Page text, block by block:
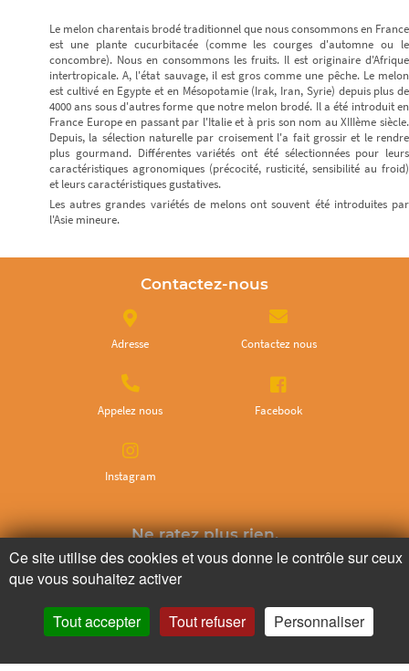
Le melon charentais brodé traditionnel que nous consommons en France
est une plante cucurbitacée (comme les courges d'automne ou le
concombre). Nous en consommons les fruits. Il est originaire d'Afrique
intertropicale. A, l'état sauvage, il est gros comme une pêche. Le melon
est cultivé en Egypte et en Mésopotamie (Irak, Iran, Syrie) depuis plus de
4000 ans sous d'autres forme que notre melon brodé. Il a été introduit en
France Europe en passant par l'Italie et à pris son nom au XIIIème siècle.
Depuis, la sélection naturelle par croisement l'a fait grossir et le rendre
plus gourmand. Différentes variétés ont été sélectionnées pour leurs
caractéristiques agronomiques (précocité, rusticité, sensibilité au froid)
et leurs caractéristiques gustatives.
Les autres grandes variétés de melons ont souvent été introduites par
l'Asie mineure.
Contactez-nous
Adresse Contactez nous
Appelez nous Facebook
Instagram
Ne ratez plus rien,
Abonnez-vous à notre newsletter
Ce site utilise des cookies et vous donne le contrôle sur ceux
que vous souhaitez activer
Tout accepter Tout refuser Personnaliser